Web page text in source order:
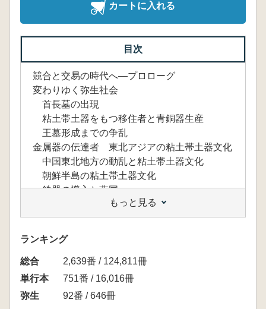
カートに入れる
目次
競合と交易の時代へ―プロローグ
変わりゆく弥生社会
首長墓の出現
粘土帯土器をもつ移住者と青銅器生産
王墓形成までの争乱
金属器の伝達者 東北アジアの粘土帯土器文化
中国東北地方の動乱と粘土帯土器文化
朝鮮半島の粘土帯土器文化
鉄器の導入と燕国
環黄海交易ネットワークの形成
燕・秦・漢の経済活動
鉛同位体比分析からみた青銅原料流通
西日本の交易ネットワーク
政体の交代と楽浪郡
漢の拡大と東アジアの変動
衛氏朝鮮の盛行と楽浪郡設置
もっと見る
ランキング
総合
2,639番 / 124,811冊
単行本
751番 / 16,016冊
弥生
92番 / 646冊